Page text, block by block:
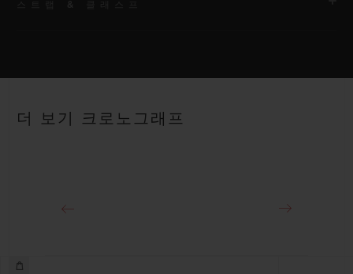
50시간
스트랩
더 보기 크로노그래프